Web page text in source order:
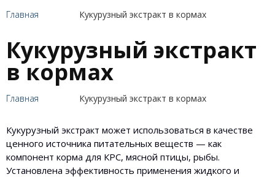
Главная Кукурузный экстракт в кормах
Кукурузный экстракт
в кормах
Главная Кукурузный экстракт в кормах
Кукурузный экстракт может использоваться в качестве
ценного источника питательных веществ — как
компонент корма для КРС, мясной птицы, рыбы.
Установлена эффективность применения жидкого и